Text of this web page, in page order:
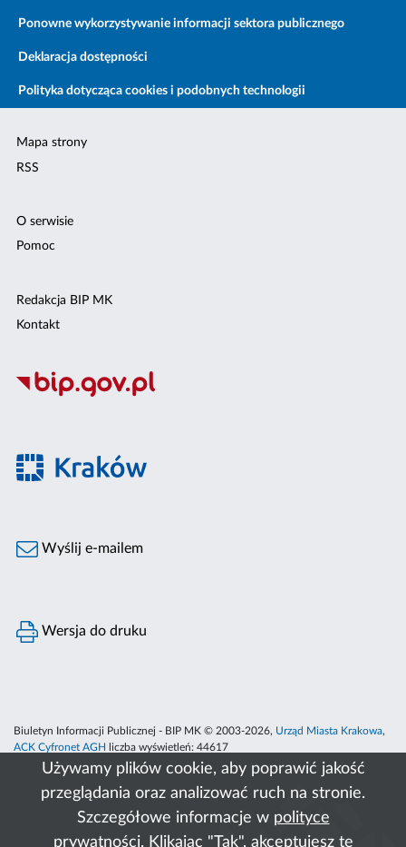
Używamy plików cookie, aby poprawić jakość
przeglądania oraz analizować ruch na stronie.
Szczegółowe informacje w polityce
prywatności. Klikając "Tak", akceptujesz te
Ponowne wykorzystywanie informacji sektora publicznego
Deklaracja dostępności
Polityka dotycząca cookies i podobnych technologii
Mapa strony
RSS
O serwisie
Pomoc
Redakcja BIP MK
Kontakt
Wyślij e-mailem
Wersja do druku
Biuletyn Informacji Publicznej - BIP MK © 2003-2026, Urząd Miasta Krakowa,
ACK Cyfronet AGH
liczba wyświetleń: 44617